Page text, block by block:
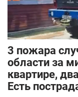
3 пожара
области за
квартире,
Есть